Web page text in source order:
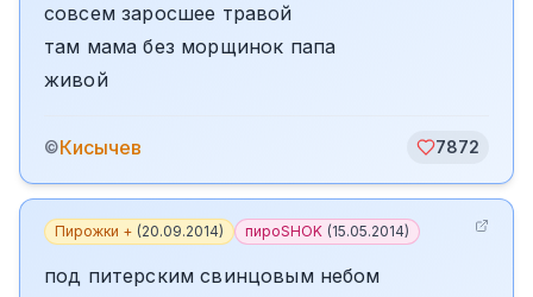
совсем заросшее травой
там мама без морщинок папа
живой
©Кисычев 7872
Пирожки + (20.09.2014) пироSHOK (15.05.2014)
под питерским свинцовым небом